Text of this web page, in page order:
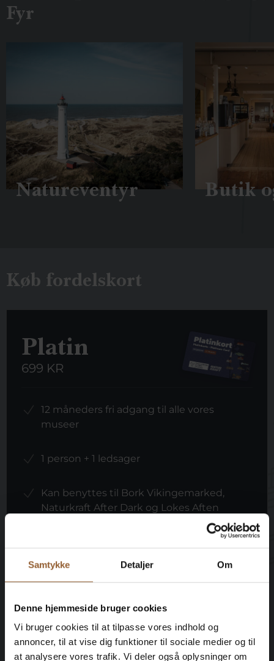
Samtykke Detaljer Om
Denne hjemmeside bruger cookies
Vi bruger cookies til at tilpasse vores indhold og
annoncer, til at vise dig funktioner til sociale medier og til
at analysere vores trafik. Vi deler også oplysninger om
Fyr
Natureventyr Butik
Køb fordelskort
Platin
699 KR
12 måneders fri adgang til alle vores
museer
1 person + 1 ledsager
Kan benyttes til Bork Vikingemarked,
Naturkraft After Dark og Lokes Aften